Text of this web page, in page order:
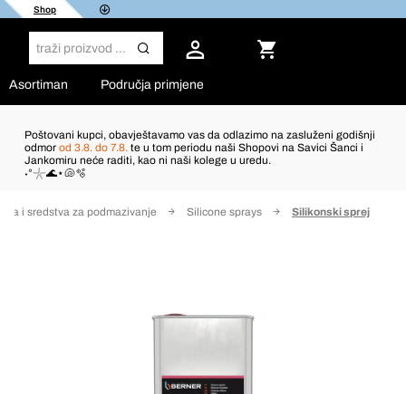
Shop
Asortiman Područja primjene
Poštovani kupci, obavještavamo vas da odlazimo na zasluženi godišnji
odmor od 3.8. do 7.8. te u tom periodu naši Shopovi na Savici Šanci i
Jankomiru neće raditi, kao ni naši kolege u uredu.
˖°𓇼🌊⋆🐚🫧
i sredstva za podmazivanje Silicone sprays Silikonski sprej